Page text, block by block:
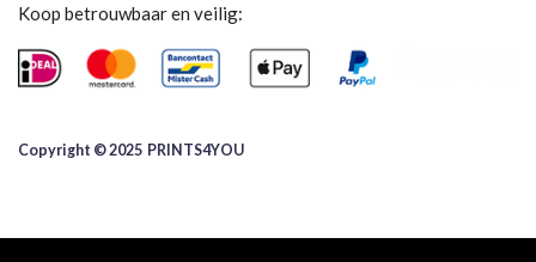
Koop betrouwbaar en veilig:
Copyright © 2025 ​PRINTS4YOU